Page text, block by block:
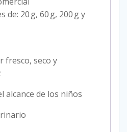
de: 20 g, 60 g, 200 g y
fresco, seco y
alcance de los niños